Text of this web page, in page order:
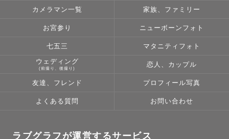
カメラマン一覧 家族、ファミリー
お宮参り ニューボーンフォト
七五三 マタニティフォト
ウェディング
(前撮り、後撮り)
恋人、カップル
友達、フレンド プロフィール写真
よくある質問 お問い合わせ
ラブグラフが運営するサービス